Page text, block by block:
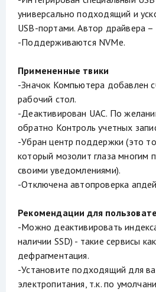
универсально подходящий и
USB-портами. Автор драйвера –
-Поддерживаются NVMe.
Примененные твики
-Значок Компьютера добавлен
рабочий стол.
-Деактивирован UAC. По
обратно Контроль учетных
-Убран центр поддержки (это
который мозолит глаза многим
своими уведомлениями).
-Отключена автопроверка
Рекомендации для
-Можно деактивировать
наличии SSD) - такие сервисы
дефрагментация.
-Установите подходящий для
электропитания, т.к. по